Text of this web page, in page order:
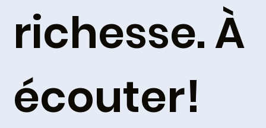
richesse. À
écouter!